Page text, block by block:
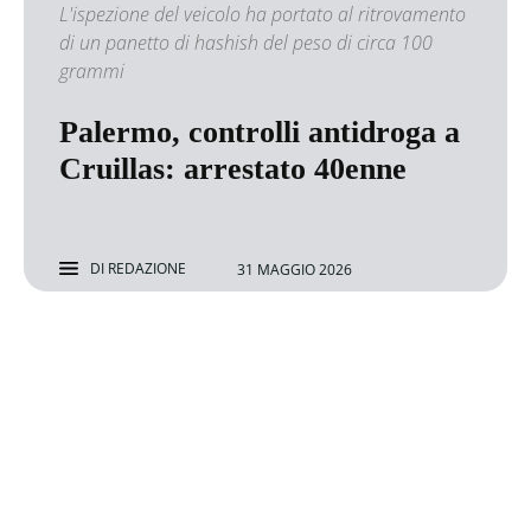
L'ispezione del veicolo ha portato al ritrovamento
di un panetto di hashish del peso di circa 100
grammi
Palermo, controlli antidroga a
Cruillas: arrestato 40enne
DI REDAZIONE 31 MAGGIO 2026